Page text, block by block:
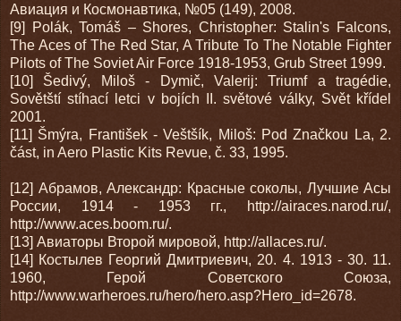
Авиация и Космонавтика, №05 (149), 2008.
[9] Polák, Tomáš – Shores, Christopher: Stalin's Falcons,
The Aces of The Red Star, A Tribute To The Notable Fighter
Pilots of The Soviet Air Force 1918-1953, Grub Street 1999.
[10] Šedivý, Miloš - Dymič, Valerij: Triumf a tragédie,
Sovětští stíhací letci v bojích II. světové války, Svět křídel
2001.
[11] Šmýra, František - Veštšík, Miloš: Pod Značkou La, 2.
část, in Aero Plastic Kits Revue, č. 33, 1995.
[12] Абрамов, Александр: Красные соколы, Лучшие Асы
России, 1914 - 1953 гг., http://airaces.narod.ru/,
http://www.aces.boom.ru/.
[13] Авиаторы Второй мировой, http://allaces.ru/.
[14] Костылев Георгий Дмитриевич, 20. 4. 1913 - 30. 11.
1960, Герой Советского Союза,
http://www.warheroes.ru/hero/hero.asp?Hero_id=2678.